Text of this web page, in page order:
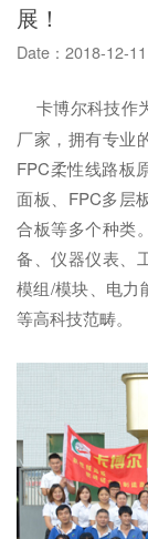
展！
Date：2018-12-
卡博尔科技作
厂家，拥有专业
FPC柔性线路板
面板、FPC多层
合板等多个种类
备、仪器仪表、
模组/模块、电力
等高科技范畴。